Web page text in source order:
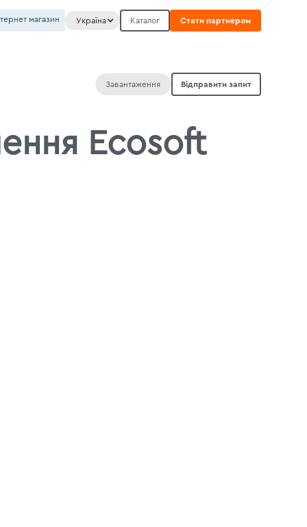
магазин Україна Каталог Стати партнером
Завантаження Відправити запит
Ecosoft